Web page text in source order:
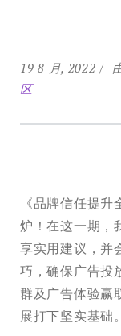
19 8 月, 2022
区
《品牌信任提
炉！在这一期，
享实用建议，并
巧，确保广告投
群及广告体验赢
展打下坚实基础。